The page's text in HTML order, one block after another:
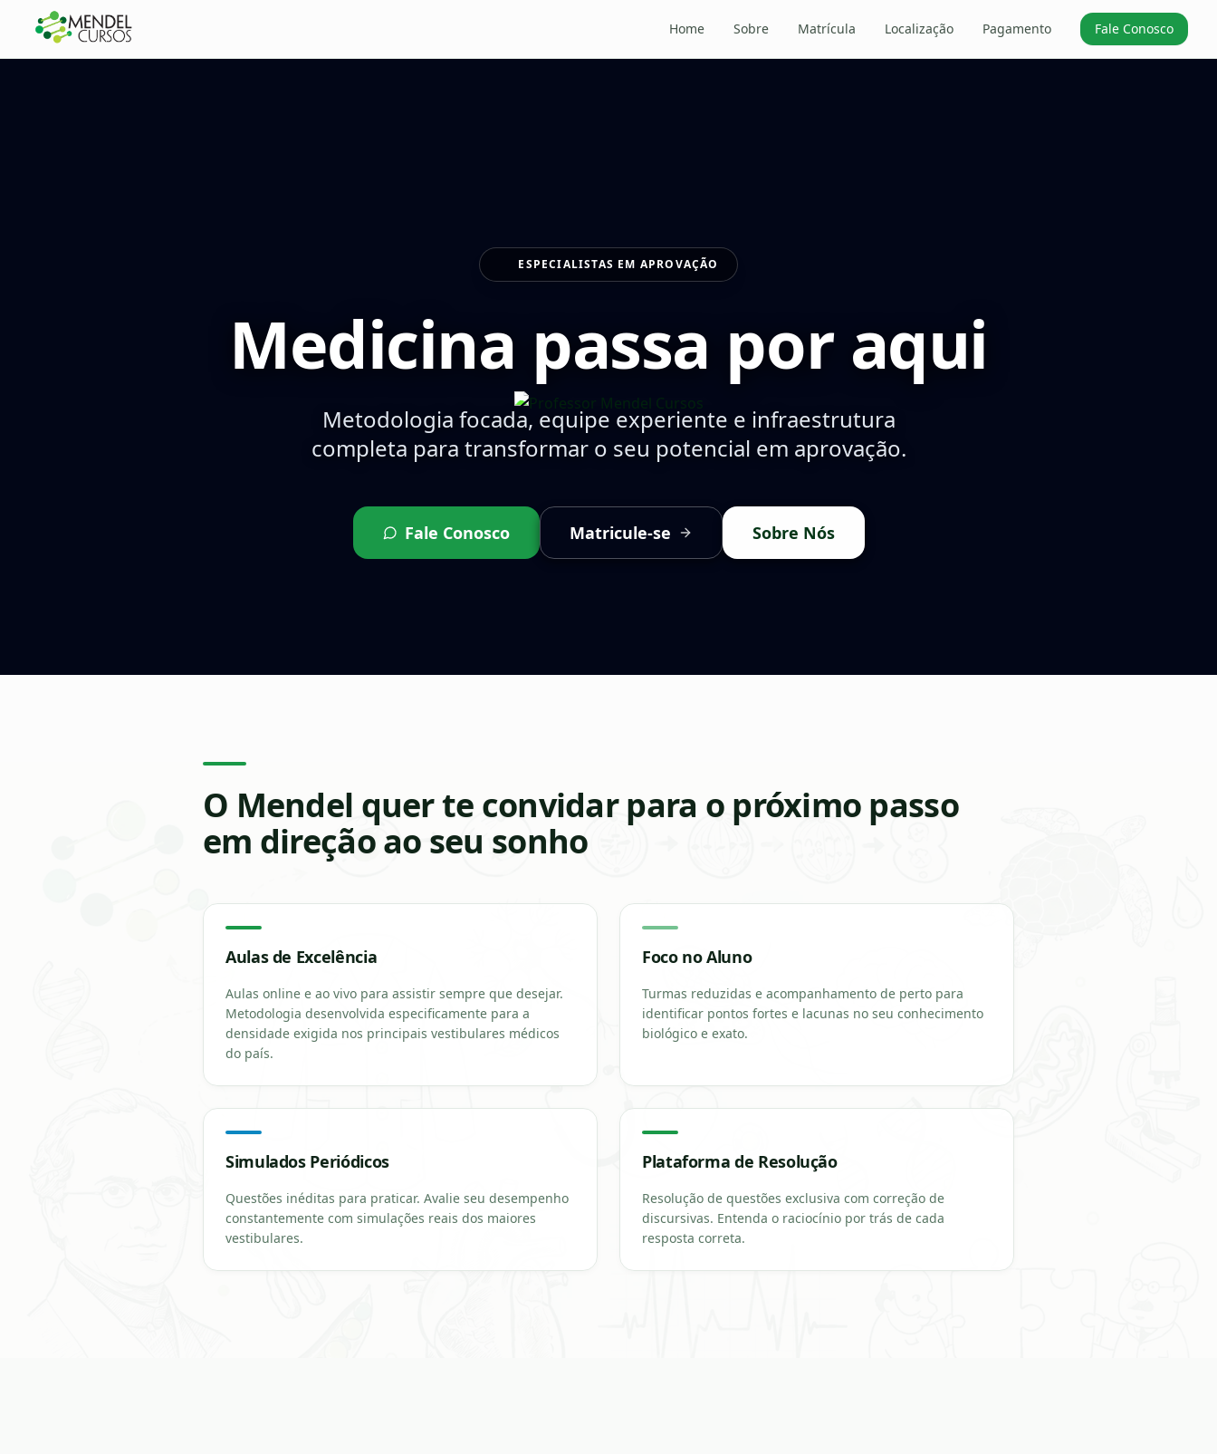
Home Sobre Matrícula Localização Pagamento Fale Conosco
ESPECIALISTAS EM APROVAÇÃO
Medicina passa por aqui
Metodologia focada, equipe experiente e infraestrutura
completa para transformar o seu potencial em aprovação.
Fale Conosco Matricule-se Sobre Nós
O Mendel quer te convidar para o próximo passo
em direção ao seu sonho
Aulas de Excelência
Aulas online e ao vivo para assistir sempre que desejar.
Metodologia desenvolvida especificamente para a
densidade exigida nos principais vestibulares médicos
do país.
Foco no Aluno
Turmas reduzidas e acompanhamento de perto para
identificar pontos fortes e lacunas no seu conhecimento
biológico e exato.
Simulados Periódicos
Questões inéditas para praticar. Avalie seu desempenho
constantemente com simulações reais dos maiores
vestibulares.
Plataforma de Resolução
Resolução de questões exclusiva com correção de
discursivas. Entenda o raciocínio por trás de cada
resposta correta.